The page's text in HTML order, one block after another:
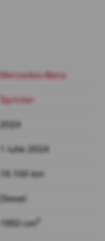
Mercedes-Benz
Sprinter
2024
1 iulie 2024
18.100 km
Diesel
1950 cm